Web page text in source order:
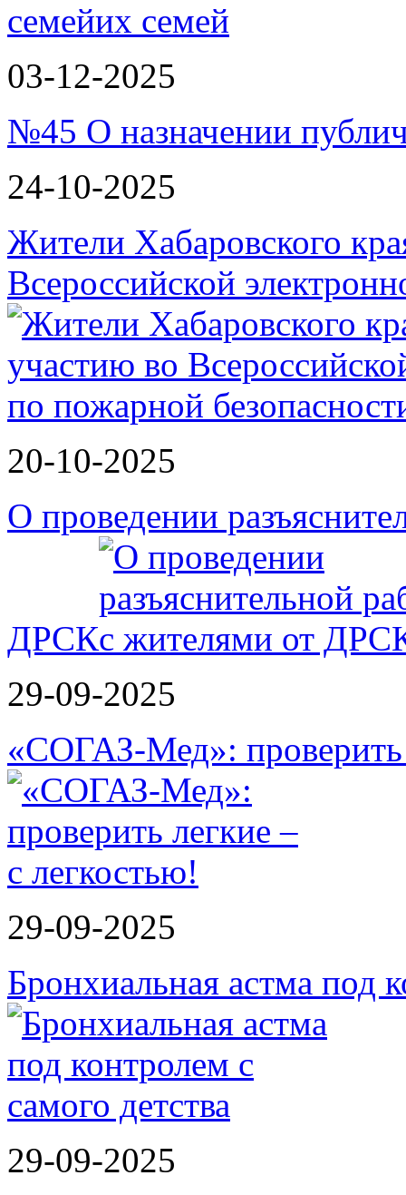
семей
03-12-2025
№45 О назначении
24-10-2025
Жители Хабаровского
Всероссийской
20-10-2025
О проведении
ДРСК
29-09-2025
«СОГАЗ-Мед»: проверить
29-09-2025
Бронхиальная астма под
29-09-2025